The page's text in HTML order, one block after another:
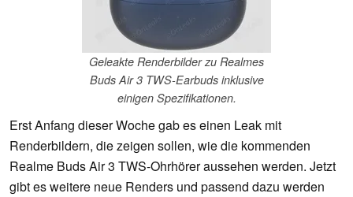
Geleakte Renderbilder zu Realmes
Buds Air 3 TWS-Earbuds inklusive
einigen Spezifikationen.
Erst Anfang dieser Woche gab es einen Leak mit
Renderbildern, die zeigen sollen, wie die kommenden
Realme Buds Air 3 TWS-Ohrhörer aussehen werden. Jetzt
gibt es weitere neue Renders und passend dazu werden